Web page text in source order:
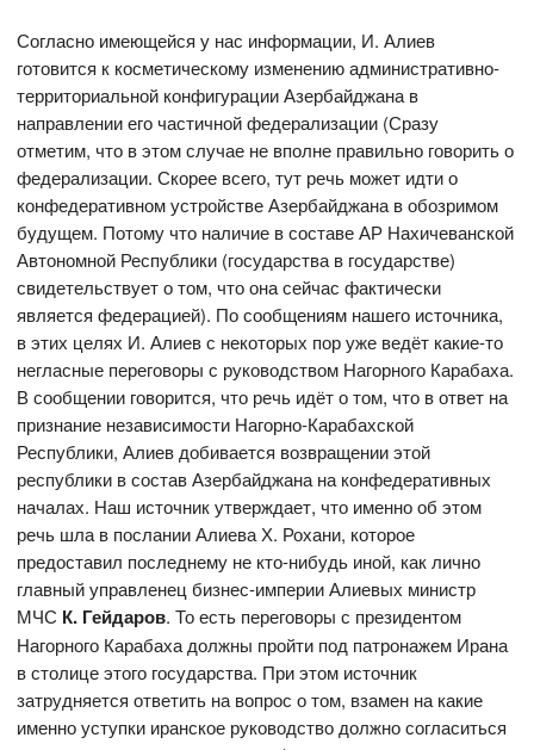
Согласно имеющейся у нас информации, И. Алиев
готовится к косметическому изменению административно-
территориальной конфигурации Азербайджана в
направлении его частичной федерализации (Сразу
отметим, что в этом случае не вполне правильно говорить о
федерализации. Скорее всего, тут речь может идти о
конфедеративном устройстве Азербайджана в обозримом
будущем. Потому что наличие в составе АР Нахичеванской
Автономной Республики (государства в государстве)
свидетельствует о том, что она сейчас фактически
является федерацией). По сообщениям нашего источника,
в этих целях И. Алиев с некоторых пор уже ведёт какие-то
негласные переговоры с руководством Нагорного Карабаха.
В сообщении говорится, что речь идёт о том, что в ответ на
признание независимости Нагорно-Карабахской
Республики, Алиев добивается возвращении этой
республики в состав Азербайджана на конфедеративных
началах. Наш источник утверждает, что именно об этом
речь шла в послании Алиева Х. Рохани, которое
предоставил последнему не кто-нибудь иной, как лично
главный управленец бизнес-империи Алиевых министр
МЧС К. Гейдаров. То есть переговоры с президентом
Нагорного Карабаха должны пройти под патронажем Ирана
в столице этого государства. При этом источник
затрудняется ответить на вопрос о том, взамен на какие
именно уступки иранское руководство должно согласиться